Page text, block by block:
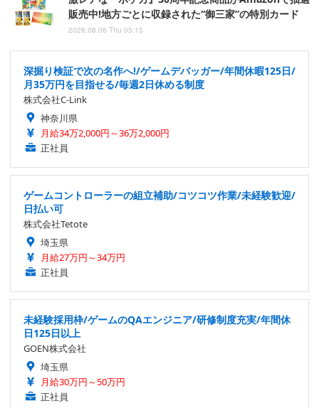
販売中!地方ごとに収録された“御三家”の特別カード
2026.08.06 Thu 05:15
深掘り検証で次の名作へ!/ゲームデバッガー/年間休暇125日/
月35万円を目指せる/毎週2日休める制度
株式会社C-Link
神奈川県
月給34万2,000円～36万2,000円
正社員
ゲームコントローラーの組立補助/コツコツ作業/未経験歓迎/
日払い可
株式会社Tetote
埼玉県
月給27万円～34万円
正社員
未経験採用枠/ゲームのQAエンジニア/研修制度充実/年間休
日125日以上
GOEN株式会社
埼玉県
月給30万円～50万円
正社員